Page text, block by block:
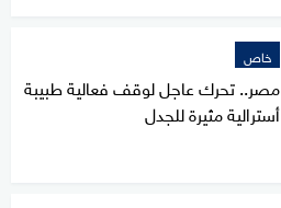
خاص
مصر.. تحرك عاجل لوقف فعالية طبيبة
أسترالية مثيرة للجدل